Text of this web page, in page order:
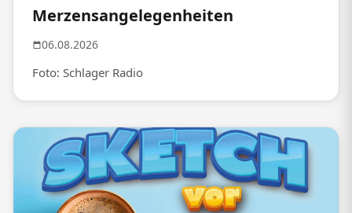
Merzensangelegenheiten
06.08.2026
Foto: Schlager Radio